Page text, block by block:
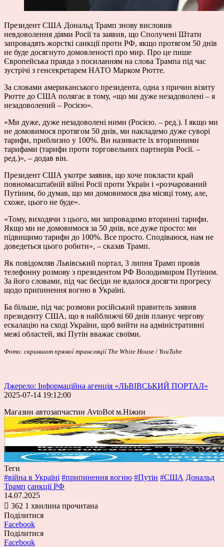
Президент США Дональд Трамп знову висловив
невдоволення діями Росії та заявив, що Сполучені Штати
запровадять жорсткі санкції проти РФ, якщо протягом 50 днів
не буде досягнуто домовленості про мир. Про це пише
Європейська правда з посиланням на слова Трампа під час
зустрічі з генсекретарем НАТО Марком Рютте.
За словами американського президента, одна з причин візиту
Рютте до США полягає в тому, «що ми дуже незадоволені – я
незадоволений – Росією».
«Ми дуже, дуже незадоволені ними (Росією. – ред.). І якщо ми
не домовимося протягом 50 днів, ми накладемо дуже суворі
тарифи, приблизно у 100%. Ви називаєте їх вторинними
тарифами (тарифи проти торговельних партнерів Росії. –
ред.)», – додав він.
Президент США укотре заявив, що хоче покласти край
повномасштабній війні Росії проти Україн і «розчарований
Путіним, бо думав, що ми домовимося два місяці тому, але,
схоже, цього не буде».
«Тому, виходячи з цього, ми запровадимо вторинні тарифи.
Якщо ми не домовимося за 50 днів, все дуже просто: ми
підвищимо тарифи до 100%. Все просто. Сподіваюся, нам не
доведеться цього робити», – сказав Трамп.
Як повідомляв Львівський портал, 3 липня Трамп провів
телефонну розмову з президентом РФ Володимиром Путіним.
За його словами, під час бесіди не вдалося досягти прогресу
щодо припинення вогню в Україні.
Ба більше, під час розмови російський правитель заявив
президенту США, що в найближчі 60 днів планує чергову
ескалацію на сході України, щоб вийти на адміністративні
межі областей, які Путін вважає своїми.
Фото: скриншот прямої трансляції The White House / YouTube
Джерело: Інформаційна агенція «ЛЬВІВСЬКИЙ ПОРТАЛ»
2025-07-14 19:12:00
Магазин автозапчастин AvtoBot м.Ніжин
Теги
#війна в Україні #припинення вогню #Путін #США Дональд
Трамп санкції РФ
14.07.2025
362 1 хвилина прочитана
Поділитися
Facebook
Поділитися
Facebook